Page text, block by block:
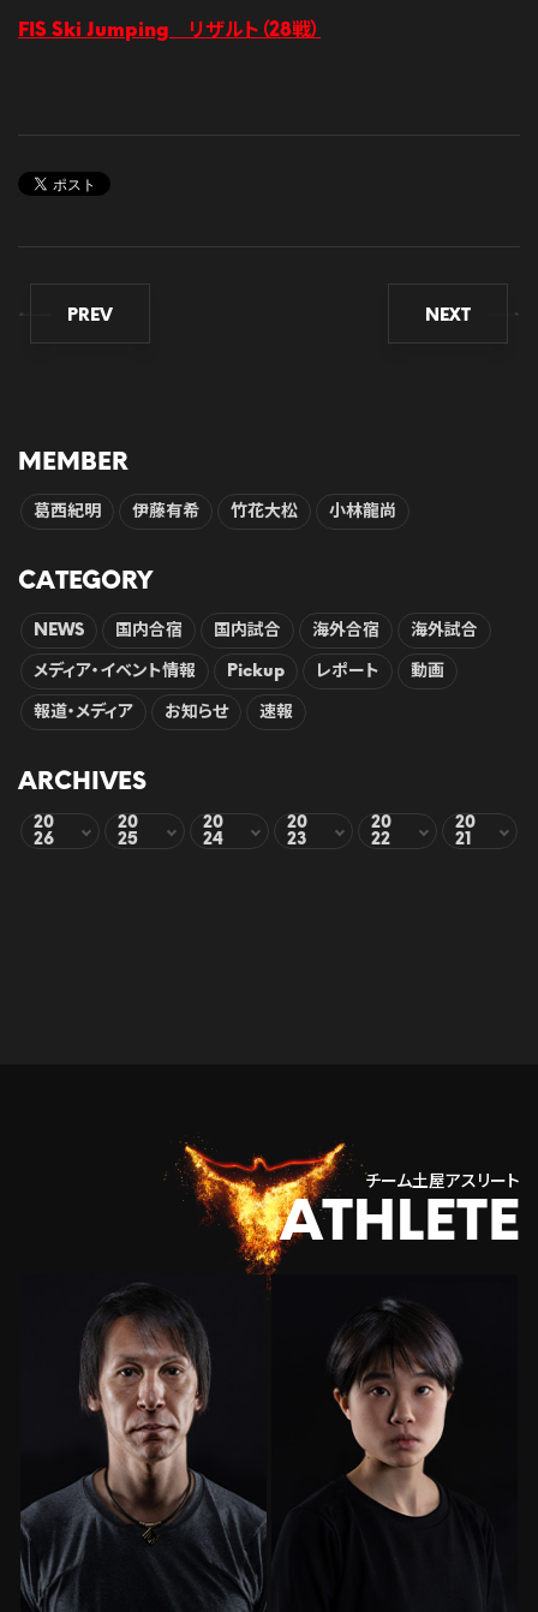
FIS Ski Jumping リザルト（28戦）
PREV NEXT
MEMBER
葛西紀明 伊藤有希 竹花大松 小林龍尚
CATEGORY
NEWS 国内合宿 国内試合 海外合宿 海外試合
メディア・イベント情報 Pickup レポート 動画
報道・メディア お知らせ 速報
ARCHIVES
20
26
20
25
20
24
20
23
20
22
20
21
チーム土屋アスリート